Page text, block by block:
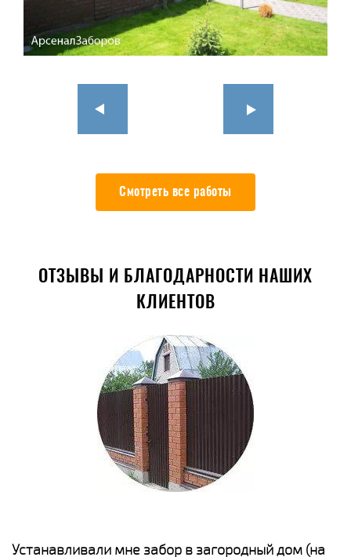
Смотреть все работы
ОТЗЫВЫ И БЛАГОДАРНОСТИ НАШИХ
КЛИЕНТОВ
Устанавливали мне забор в загородный дом (на